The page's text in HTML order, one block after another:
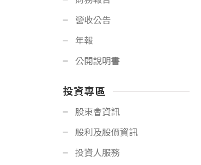
營收公告
年報
公開說明書
投資專區
股東會資訊
股利及股價資訊
投資人服務